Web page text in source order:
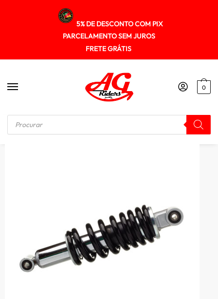
5% DE DESCONTO COM PIX
PARCELAMENTO SEM JUROS
FRETE GRÁTIS
0
Início / SUSPENÇÃO Amortecedor Pro-link Gp7 Bros 125/150/160 Xre 190